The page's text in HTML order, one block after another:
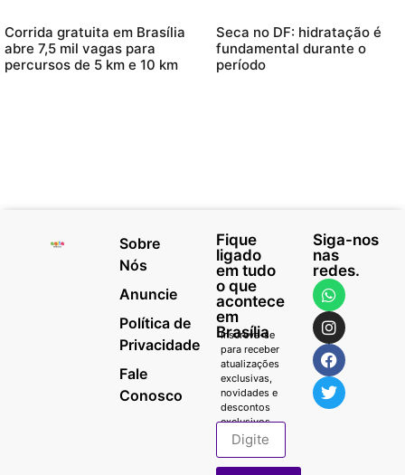
Corrida gratuita em Brasília
abre 7,5 mil vagas para
percursos de 5 km e 10 km
Seca no DF: hidratação é
fundamental durante o
período
Sobre
Nós
Anuncie
Política de
Privacidade
Fale
Conosco
Fique
ligado
em tudo
o que
acontece
em
Brasília
Inscreva-se
para receber
atualizações
exclusivas,
novidades e
descontos
exclusivos.
Siga-nos
nas
redes.